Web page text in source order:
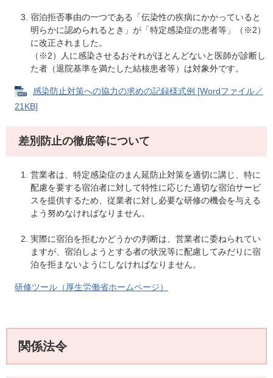
宿泊拒否事由の一つである「伝染性の疾病にかかっていると
明らかに認められるとき」が「特定感染症の患者等」（※2）
に改正されました。
（※2）人に感染させるおそれがほとんどないと医師が診断し
た者（退院基準を満たした結核患者等）は対象外です。
感染防止対策への協力の求めの記録様式例 [Wordファイル／
21KB]
差別防止の徹底等について
営業者は、特定感染症のまん延防止対策を適切に講じ、特に
配慮を要する宿泊者に対して特性に応じた適切な宿泊サービ
スを提供するため、従業者に対し必要な研修の機会を与える
よう努めなければなりません。
実際に宿泊を拒むかどうかの判断は、営業者に委ねられてい
ますが、宿泊しようとする者の状況等に配慮してみだりに宿
泊を拒まないようにしなければなりません。
研修ツール（厚生労働省ホームページ）
関係法令